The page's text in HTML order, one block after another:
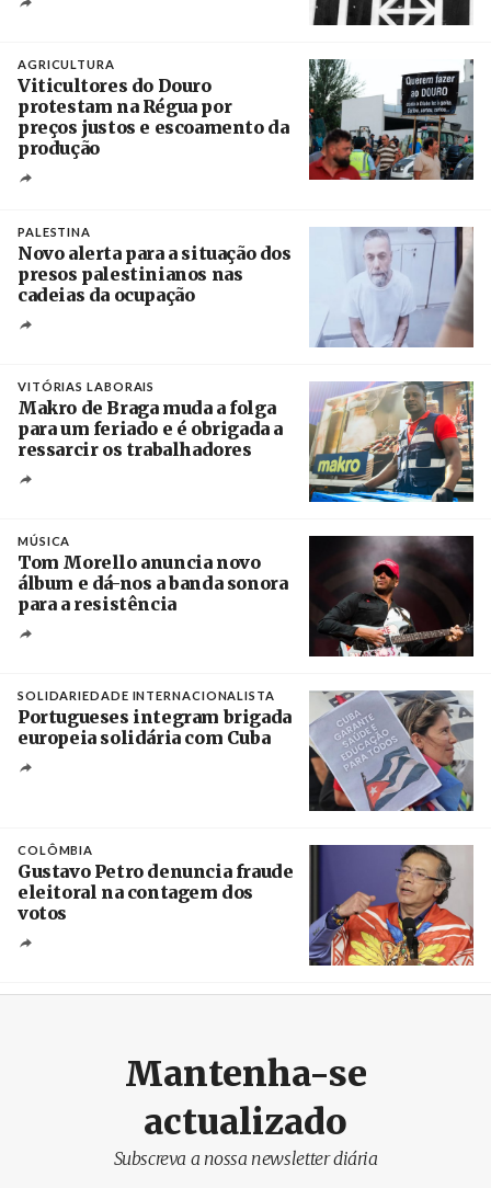
AGRICULTURA
Viticultores do Douro
protestam na Régua por
preços justos e escoamento da
produção
PALESTINA
Novo alerta para a situação dos
presos palestinianos nas
cadeias da ocupação
VITÓRIAS LABORAIS
Makro de Braga muda a folga
para um feriado e é obrigada a
ressarcir os trabalhadores
MÚSICA
Tom Morello anuncia novo
álbum e dá-nos a banda sonora
para a resistência
SOLIDARIEDADE INTERNACIONALISTA
Portugueses integram brigada
europeia solidária com Cuba
COLÔMBIA
Gustavo Petro denuncia fraude
eleitoral na contagem dos
votos
Mantenha-se
actualizado
Subscreva a nossa newsletter diária